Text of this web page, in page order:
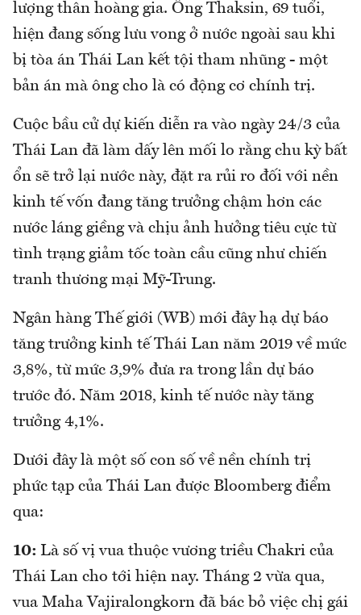
lượng thân hoàng gia. Ông Thaksin, 69 tuổi,
hiện đang sống lưu vong ở nước ngoài sau khi
bị tòa án Thái Lan kết tội tham nhũng - một
bản án mà ông cho là có động cơ chính trị.
Cuộc bầu cử dự kiến diễn ra vào ngày 24/3 của
Thái Lan đã làm dấy lên mối lo rằng chu kỳ bất
ổn sẽ trở lại nước này, đặt ra rủi ro đối với nền
kinh tế vốn đang tăng trưởng chậm hơn các
nước láng giềng và chịu ảnh hưởng tiêu cực từ
tình trạng giảm tốc toàn cầu cũng như chiến
tranh thương mại Mỹ-Trung.
Ngân hàng Thế giới (WB) mới đây hạ dự báo
tăng trưởng kinh tế Thái Lan năm 2019 về mức
3,8%, từ mức 3,9% đưa ra trong lần dự báo
trước đó. Năm 2018, kinh tế nước này tăng
trưởng 4,1%.
Dưới đây là một số con số về nền chính trị
phức tạp của Thái Lan được Bloomberg điểm
qua:
10: Là số vị vua thuộc vương triều Chakri của
Thái Lan cho tới hiện nay. Tháng 2 vừa qua,
vua Maha Vajiralongkorn đã bác bỏ việc chị gái